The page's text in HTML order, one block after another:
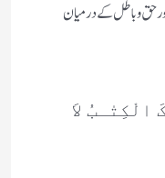
اور حق وباطل کے درمیان
الْکِتٰـبُ لاَ